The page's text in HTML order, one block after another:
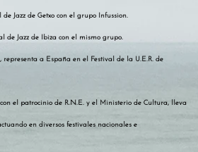
de Jazz de Getxo con el grupo Infussion.
de Jazz de Ibiza con el mismo grupo.
representa a España en el Festival de la U.E.R. de
el patrocinio de R.N.E. y el Ministerio de Cultura, lleva
en diversos festivales nacionales e